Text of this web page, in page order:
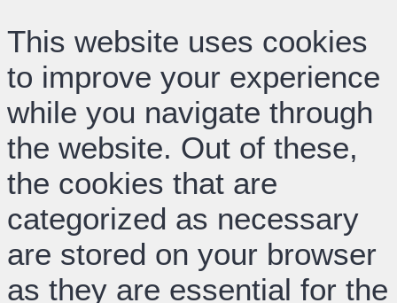
This website uses cookies
to improve your experience
while you navigate through
the website. Out of these,
the cookies that are
categorized as necessary
are stored on your browser
as they are essential for the